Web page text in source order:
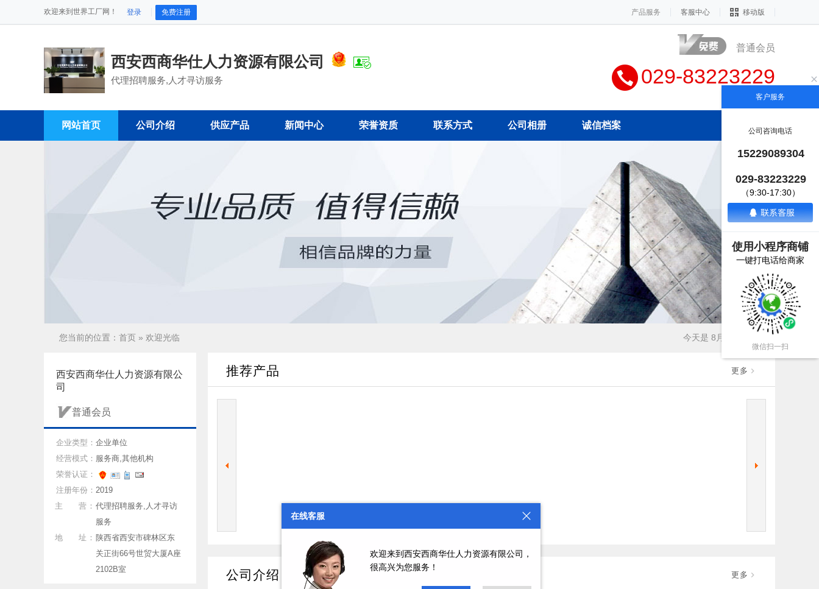
欢迎来到世界工厂网！ 登录 免费注册 产品服务 客服中心 移动版
西安西商华仕人力资源有限公司
代理招聘服务,人才寻访服务
普通会员
029-83223229
网站首页 公司介绍 供应产品 新闻中心 荣誉资质 联系方式 公司相册 诚信档案
今天是 8月7日 星期五
您当前的位置： 首页 » 欢迎光临
西安西商华仕人力资源有限公
司
普通会员
企业类型： 企业单位
经营模式： 服务商,其他机构
荣誉认证：
注册年份： 2019
主 营： 代理招聘服务,人才寻访
服务
地 址： 陕西省西安市碑林区东
关正街66号世贸大厦A座
2102B室
更多
推荐产品
更多
公司介绍
客户服务
公司咨询电话
15229089304
029-83223229
（9:30-17:30）
使用小程序商铺
一键打电话给商家
微信扫一扫
在线客服
欢迎来到西安西商华仕人力资源有限公司，
很高兴为您服务！